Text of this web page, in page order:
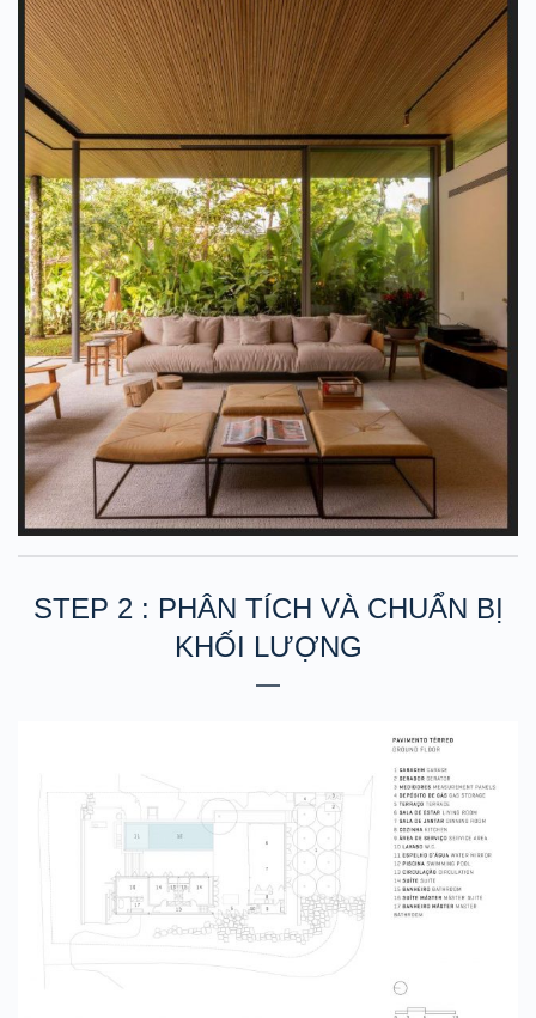
STEP 2 : PHÂN TÍCH VÀ CHUẨN BỊ
KHỐI LƯỢNG